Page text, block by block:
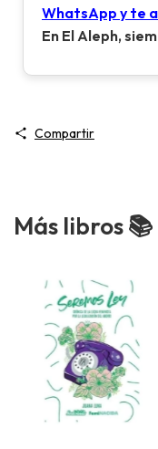
WhatsApp y te
En El Aleph,
Compartir
Más libros 📚